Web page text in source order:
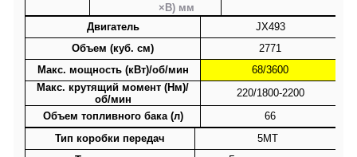
×В) мм
Двигатель
JX493
Объем (куб. см)
2771
Макс. мощность (кВт)/об/мин
68/3600
Макс. крутящий момент (Нм)/
об/мин
220/1800-2200
Объем топливного бака (л)
66
Тип коробки передач
5MT